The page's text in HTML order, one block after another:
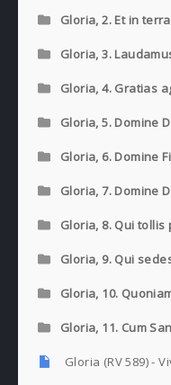
Gloria, 2. Et in
Gloria, 3.
Gloria, 4. Gratias
Gloria, 5. Domine
Gloria, 6. Domine
Gloria, 7. Domine
Gloria, 8. Qui tollis
Gloria, 9. Qui
Gloria, 10.
Gloria, 11. Cum
Gloria (RV 589) -